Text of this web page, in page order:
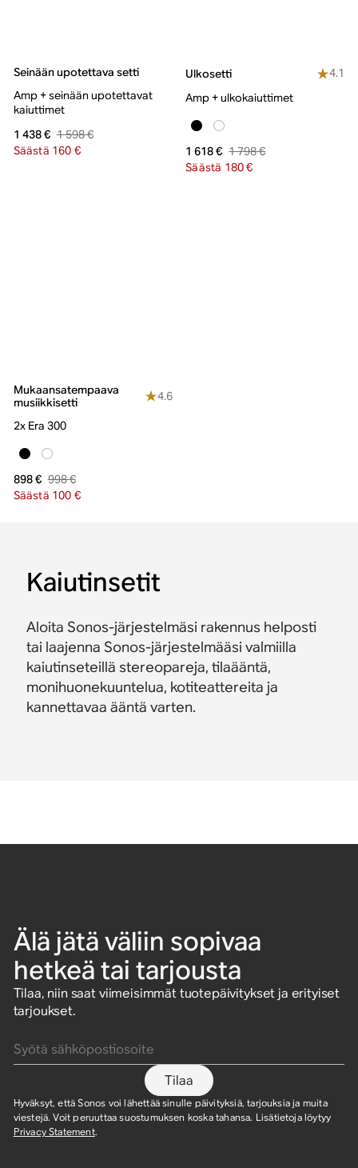
Seinään upotettava setti
Amp + seinään upotettavat
kaiuttimet
1 438 € 1 598 €
Säästä 160 €
Ulkosetti
4.1
Amp + ulkokaiuttimet
1 618 € 1 798 €
Säästä 180 €
Mukaansatempaava
musiikkisetti
4.6
2x Era 300
898 € 998 €
Säästä 100 €
Kaiutinsetit
Aloita Sonos-järjestelmäsi rakennus helposti
tai laajenna Sonos-järjestelmääsi valmiilla
kaiutinseteillä stereopareja, tilaääntä,
monihuonekuuntelua, kotiteattereita ja
kannettavaa ääntä varten.
Älä jätä väliin sopivaa
hetkeä tai tarjousta
Tilaa, niin saat viimeisimmät tuotepäivitykset ja erityiset
tarjoukset.
Tilaa
Hyväksyt, että Sonos voi lähettää sinulle päivityksiä, tarjouksia ja muita
viestejä. Voit peruuttaa suostumuksen koska tahansa. Lisätietoja löytyy
Privacy Statement.